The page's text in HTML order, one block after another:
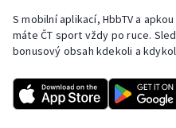
Rychlobruslení
Rychlostní kanoistika
Short track
S mobilní aplikací, HbbTV a
máte ČT sport vždy po ruce.
bonusový obsah kdekoli a